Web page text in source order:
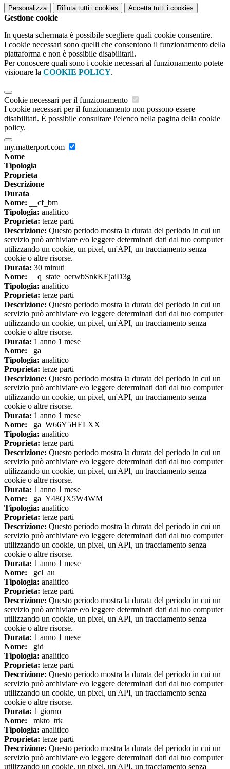
Personalizza Rifiuta tutti i cookies Accetta tutti i cookies
Gestione cookie
In questa schermata è possibile scegliere quali cookie consentire.
I cookie necessari sono quelli che consentono il funzionamento della
piattaforma e non è possibile disabilitarli.
Per conoscere quali sono i cookie necessari al funzionamento potete
visionare la COOKIE POLICY.
Cookie necessari per il funzionamento
I cookie necessari per il funzionamento non possono essere
disabilitati. È possibile consultare l'elenco nella pagina della cookie
policy.
my.matterport.com
Nome
Tipologia
Proprieta
Descrizione
Durata
Nome: __cf_bm
Tipologia: analitico
Proprieta: terze parti
Descrizione: Questo periodo mostra la durata del periodo in cui un
servizio può archiviare e/o leggere determinati dati dal tuo computer
utilizzando un cookie, un pixel, un'API, un tracciamento senza
cookie o altre risorse.
Durata: 30 minuti
Nome: __q_state_oerwbSnkKEjaiD3g
Tipologia: analitico
Proprieta: terze parti
Descrizione: Questo periodo mostra la durata del periodo in cui un
servizio può archiviare e/o leggere determinati dati dal tuo computer
utilizzando un cookie, un pixel, un'API, un tracciamento senza
cookie o altre risorse.
Durata: 1 anno 1 mese
Nome: _ga
Tipologia: analitico
Proprieta: terze parti
Descrizione: Questo periodo mostra la durata del periodo in cui un
servizio può archiviare e/o leggere determinati dati dal tuo computer
utilizzando un cookie, un pixel, un'API, un tracciamento senza
cookie o altre risorse.
Durata: 1 anno 1 mese
Nome: _ga_W66Y5HELXX
Tipologia: analitico
Proprieta: terze parti
Descrizione: Questo periodo mostra la durata del periodo in cui un
servizio può archiviare e/o leggere determinati dati dal tuo computer
utilizzando un cookie, un pixel, un'API, un tracciamento senza
cookie o altre risorse.
Durata: 1 anno 1 mese
Nome: _ga_Y48QX5W4WM
Tipologia: analitico
Proprieta: terze parti
Descrizione: Questo periodo mostra la durata del periodo in cui un
servizio può archiviare e/o leggere determinati dati dal tuo computer
utilizzando un cookie, un pixel, un'API, un tracciamento senza
cookie o altre risorse.
Durata: 1 anno 1 mese
Nome: _gcl_au
Tipologia: analitico
Proprieta: terze parti
Descrizione: Questo periodo mostra la durata del periodo in cui un
servizio può archiviare e/o leggere determinati dati dal tuo computer
utilizzando un cookie, un pixel, un'API, un tracciamento senza
cookie o altre risorse.
Durata: 1 anno 1 mese
Nome: _gid
Tipologia: analitico
Proprieta: terze parti
Descrizione: Questo periodo mostra la durata del periodo in cui un
servizio può archiviare e/o leggere determinati dati dal tuo computer
utilizzando un cookie, un pixel, un'API, un tracciamento senza
cookie o altre risorse.
Durata: 1 giorno
Nome: _mkto_trk
Tipologia: analitico
Proprieta: terze parti
Descrizione: Questo periodo mostra la durata del periodo in cui un
servizio può archiviare e/o leggere determinati dati dal tuo computer
utilizzando un cookie, un pixel, un'API, un tracciamento senza